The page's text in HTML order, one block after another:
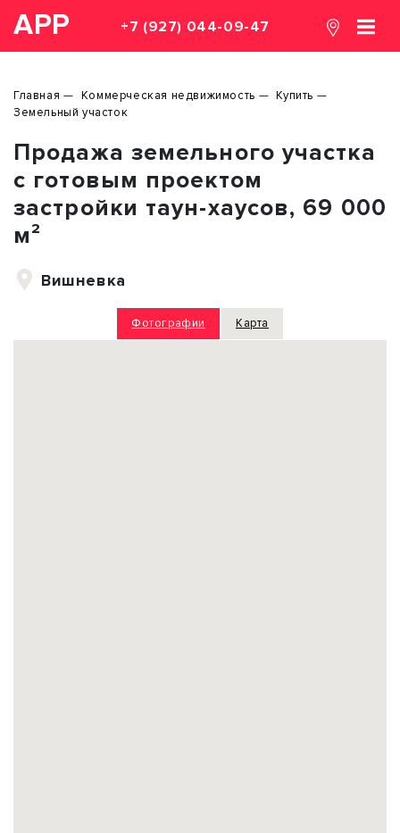
АРР +7 (927) 044-09-47
Главная Коммерческая недвижимость
Купить
Земельный участок
Продажа земельного участка
с готовым проектом
застройки таун-хаусов, 69 000
м²
Вишневка
Фотографии Карта